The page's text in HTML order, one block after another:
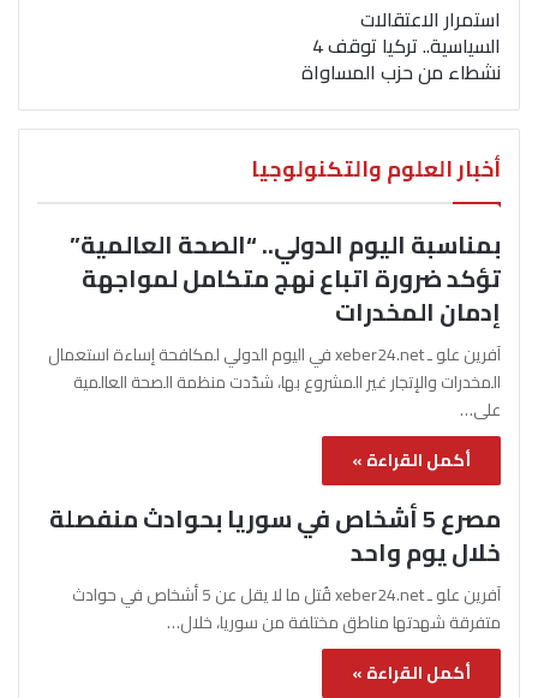
استمرار الاعتقالات
السياسية.. تركيا توقف 4
نشطاء من حزب المساواة
أخبار العلوم والتكنولوجيا
بمناسبة اليوم الدولي.. “الصحة العالمية”
تؤكد ضرورة اتباع نهج متكامل لمواجهة
إدمان المخدرات
آفرين علو ـ xeber24.net في اليوم الدولي لمكافحة إساءة استعمال
المخدرات والإتجار غير المشروع بها، شدّدت منظمة الصحة العالمية
على…
أكمل القراءة »
مصرع 5 أشخاص في سوريا بحوادث منفصلة
خلال يوم واحد
آفرين علو ـ xeber24.net قُتل ما لا يقل عن 5 أشخاص في حوادث
متفرقة شهدتها مناطق مختلفة من سوريا، خلال…
أكمل القراءة »